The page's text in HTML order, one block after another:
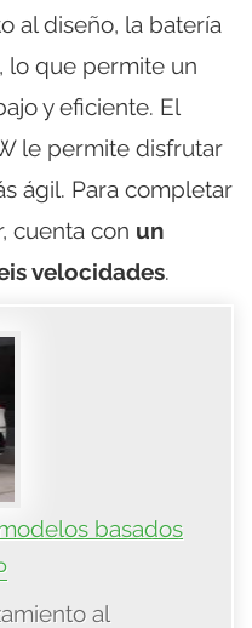
al diseño, la batería
lo que permite un
y eficiente. El
le permite disfrutar
ágil. Para completar
cuenta con un
velocidades.
basados
al